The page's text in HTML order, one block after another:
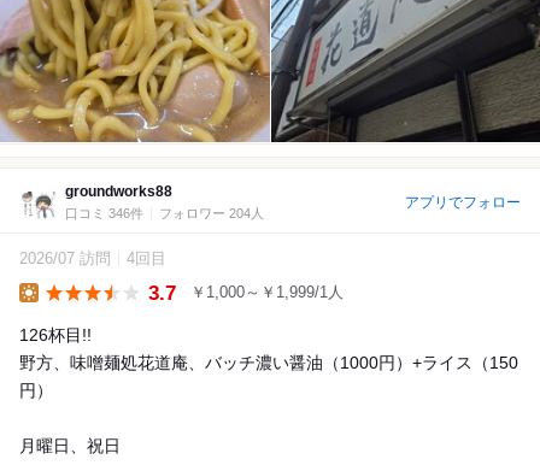
groundworks88
口コミ 346件 フォロワー 204人
アプリでフォロー
2026/07 訪問 4回目
3.7 ￥1,000～￥1,999/1人
126杯目!!
野方、味噌麺処花道庵、バッチ濃い醤油（1000円）+ライス（150
円）
月曜日、祝日